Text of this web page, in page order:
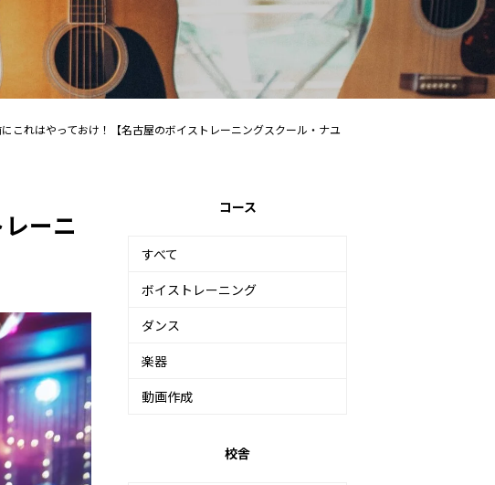
これはやっておけ！【名古屋のボイストレーニングスクール・ナユ
ーニ
コース
すべて
ボイストレーニング
ダンス
楽器
動画作成
校舎